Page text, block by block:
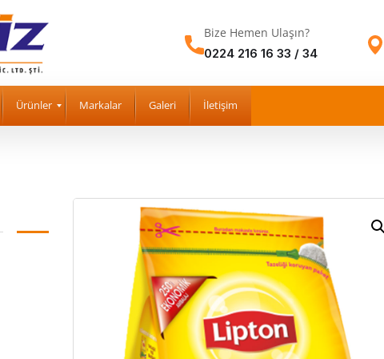
Bize Hemen Ulaşın?
0224 216 16 33 / 34
Ürünler Markalar Galeri İletişim